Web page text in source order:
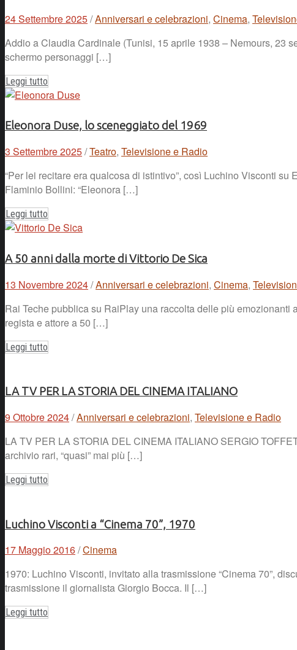
24 Settembre 2025/Anniversari e celebrazioni, Cinema,
Addio a Claudia Cardinale (Tunisi, 15 aprile 1938 – Nemours, 23
schermo personaggi […]
Leggi tutto
Eleonora Duse, lo sceneggiato del 1969
3 Settembre 2025/Teatro, Televisione e Radio
“Per lei recitare era qualcosa di istintivo”, così Luchino Visconti
Flaminio Bollini: “Eleonora […]
Leggi tutto
A 50 anni dalla morte di Vittorio De Sica
13 Novembre 2024/Anniversari e celebrazioni, Cinema,
Rai Teche pubblica su RaiPlay una raccolta delle più
regista e attore a 50 […]
Leggi tutto
LA TV PER LA STORIA DEL CINEMA ITALIANO
9 Ottobre 2024/Anniversari e celebrazioni, Televisione e Radio
LA TV PER LA STORIA DEL CINEMA ITALIANO SERGIO
archivio rari, “quasi” mai più […]
Leggi tutto
Luchino Visconti a “Cinema 70”, 1970
17 Maggio 2016/Cinema
1970: Luchino Visconti, invitato alla trasmissione “Cinema 70”,
trasmissione il giornalista Giorgio Bocca. Il […]
Leggi tutto